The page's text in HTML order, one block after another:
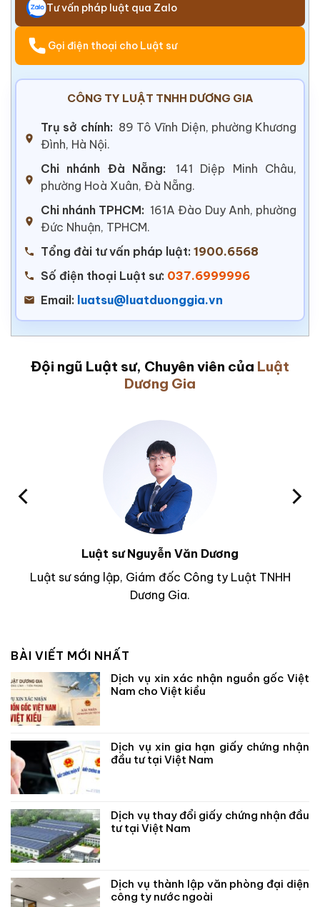
Tư vấn pháp luật qua Zalo
Gọi điện thoại cho Luật sư
CÔNG TY LUẬT TNHH DƯƠNG GIA
Trụ sở chính: 89 Tô Vĩnh Diện, phường Khương
Đình, Hà Nội.
Chi nhánh Đà Nẵng:
141 Diệp Minh Châu,
phường Hoà Xuân, Đà Nẵng.
Chi nhánh TPHCM: 161A Đào Duy Anh, phường
Đức Nhuận, TPHCM.
Tổng đài tư vấn pháp luật: 1900.6568
Số điện thoại Luật sư: 037.6999996
Email: luatsu@luatduonggia.vn
Đội ngũ Luật sư, Chuyên viên của Luật
Dương Gia
Luật sư Nguyễn Văn Dương
Luật sư sáng lập, Giám đốc Công ty Luật TNHH
Dương Gia.
BÀI VIẾT MỚI NHẤT
Dịch vụ xin xác nhận nguồn gốc Việt
Nam cho Việt kiều
Dịch vụ xin gia hạn giấy chứng nhận
đầu tư tại Việt Nam
Dịch vụ thay đổi giấy chứng nhận đầu
tư tại Việt Nam
Dịch vụ thành lập văn phòng đại diện
công ty nước ngoài